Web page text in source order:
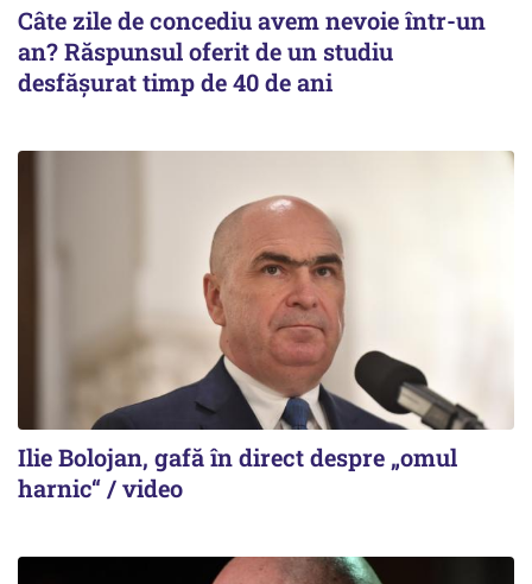
Câte zile de concediu avem nevoie într-un
an? Răspunsul oferit de un studiu
desfășurat timp de 40 de ani
Ilie Bolojan, gafă în direct despre „omul
harnic“ / video